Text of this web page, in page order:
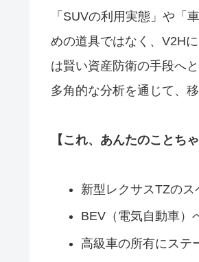
「SUVの利用実態」や「
めの道具ではなく、V2H
は賢い資産防衛の手段へ
多角的な分析を通じて、
【これ、あんたのことちゃ
新型レクサスTZの
BEV（電気自動車）
高級車の所有にステ